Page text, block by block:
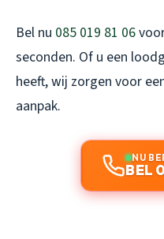
Bel nu 085 019 81 06
seconden. Of u een
heeft, wij zorgen voor
aanpak.
NU
BEL